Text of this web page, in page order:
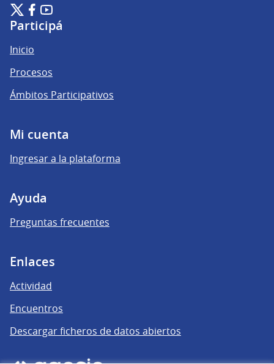
Plataforma de Participación Ciudadana Digital en X
(Enlace externo)
Plataforma de Participación Ciudadana Digital en Facebook
(Enlace externo)
Plataforma de Participación Ciudadana Digital en
(Enlace externo)
Participá
Inicio
Procesos
Ámbitos Participativos
Mi cuenta
Ingresar a la plataforma
Ayuda
Preguntas frecuentes
Enlaces
Actividad
Encuentros
Descargar ficheros de datos abiertos